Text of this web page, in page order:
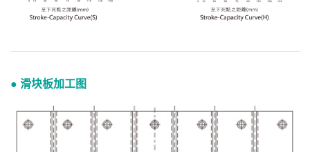
● 滑块板加工图